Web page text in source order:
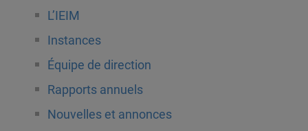
L’IEIM
Instances
Équipe de direction
Rapports annuels
Nouvelles et annonces